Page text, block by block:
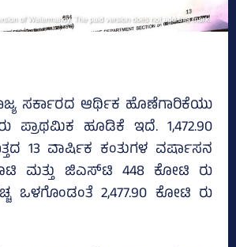
ಸರ್ಕಾರದ ಆರ್ಥಿಕ ಹೊಣೆಗಾರಿಕೆಯು
ಪ್ರಾಥಮಿಕ ಹೂಡಿಕೆ ಇದೆ. 1,472.90
13 ವಾರ್ಷಿಕ ಕಂತುಗಳ ವರ್ಷಾಸನ
ಮತ್ತು ಜಿಎಸ್‌ಟಿ 448 ಕೋಟಿ ರು
ಒಳಗೊಂಡಂತೆ 2,477.90 ಕೋಟಿ ರು